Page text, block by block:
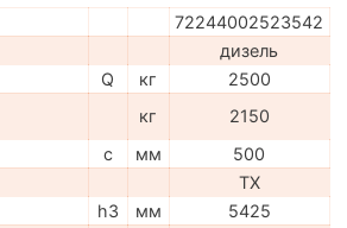
72244002523542
дизель
Q кг
2500
кг
2150
c мм
500
TX
h3 мм
5425